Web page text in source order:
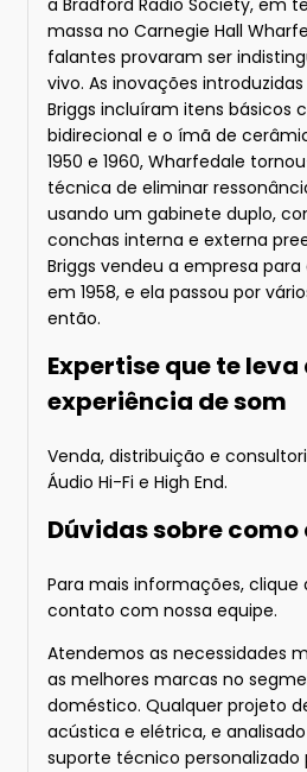
a Bradford Radio Society, em
massa no Carnegie Hall
falantes provaram ser
vivo. As inovações
Briggs incluíram itens básicos
bidirecional e o ímã de
1950 e 1960, Wharfedale
técnica de eliminar
usando um gabinete duplo,
conchas interna e externa
Briggs vendeu a empresa para
em 1958, e ela passou por
então.
Expertise que te
experiência de som
Venda, distribuição e
Áudio Hi-Fi e High End.
Dúvidas sobre
Para mais informações, clique
contato com nossa equipe.
Atendemos as necessidades
as melhores marcas no
doméstico. Qualquer projeto
acústica e elétrica, e
suporte técnico personalizado